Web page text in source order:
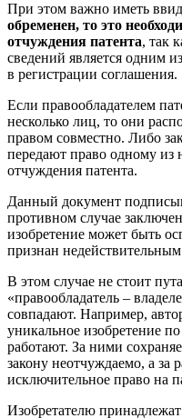
При этом важно иметь
обременен, то это
отчуждения патента, так
сведений является одним
в регистрации соглашения.
Если правообладателем
несколько лиц, то они
правом совместно. Либо
передают право одному из
отчуждения патента.
Данный документ
противном случае
изобретение может быть
признан
В этом случае не стоит
«правообладатель –
совпадают. Например,
уникальное изобретение
работают. За ними
закону неотчуждаемо, а за
исключительное право на
Изобретателю